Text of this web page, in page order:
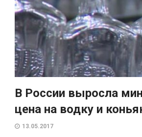
В России выросла
цена на водку и
13.05.2017